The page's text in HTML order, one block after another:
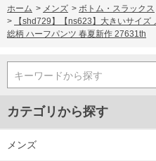
ホーム > メンズ > ボトム・スラックス
>
【shd729】【ns623】大きいサイ
総柄 ハーフパンツ 春夏新作 27631th
キーワードから探す
カテゴリから探す
メンズ